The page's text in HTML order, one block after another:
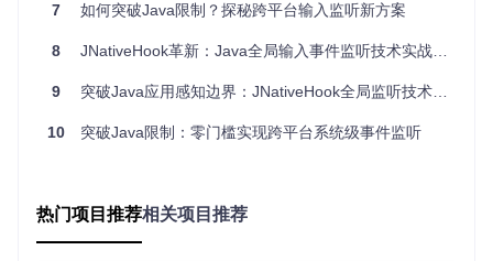
首先是开发效率的飞跃。传统方案需要开发者精通各平台的底
而JNativeHook提供了统一的Java API，让开发者只需一种"语
用了高效的事件分发机制，就像一个训练有素的快递员，只传
拥有完善的文档和丰富的社区资源，当你遇到问题时，就像有
7 如何突破Java限制？探秘跨平台输入监听新方案
8 JNativeHook革新：Java全局输入事件监听技术实战指南
9 突破Java应用感知边界：JNativeHook全局监听技术深度探索
10 突破Java限制：零门槛实现跨平台系统级事件监听
热门项目推荐相关项目推荐